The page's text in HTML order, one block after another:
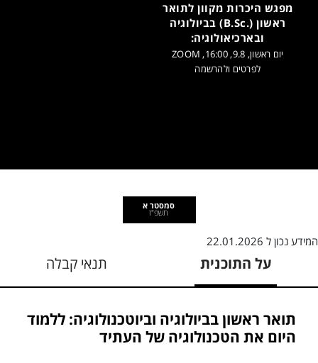
מפגש היכרות מקוון לתואר
ראשון (.B.Sc) בביולוגיה
ובארכיאולוגיה:
יום ראשון, 9.8, 16:00, ZOOM
לפרטים ולהרשמה
סמסטר א
תשפ"ז
המידע נכון ל 22.01.2026
על התוכנית תנאי קבלה
תואר ראשון בביולוגיה וביוטכנולוגיה: ללמוד
היום את הטכנולוגיה של העתיד